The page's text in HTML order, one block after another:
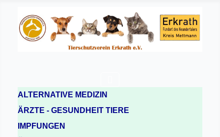
ALTERNATIVE MEDIZIN
ÄRZTE - GESUNDHEIT TIERE
IMPFUNGEN